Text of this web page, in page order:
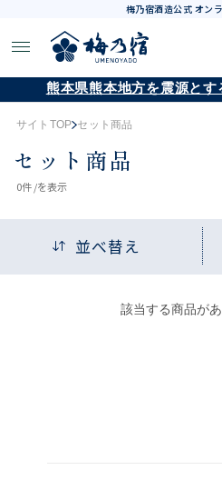
梅乃宿酒造公式 オン
熊本県熊本地方を震源と
サイトTOP セット商品
セット商品
0件 /を表示
並べ替え
該当する商品があ